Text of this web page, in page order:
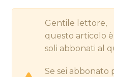
TV
Gentile lettore,
questo articolo
soli abbonati al
Se sei abbonato